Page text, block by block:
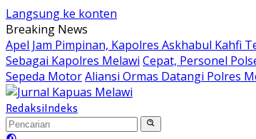
Langsung ke konten
Breaking News
Apel Jam Pimpinan, Kapolres Askhabul Kahfi
Sebagai Kapolres Melawi Cepat, Personel
Sepeda MotorAliansi Ormas Datangi Polres
RedaksiIndeks